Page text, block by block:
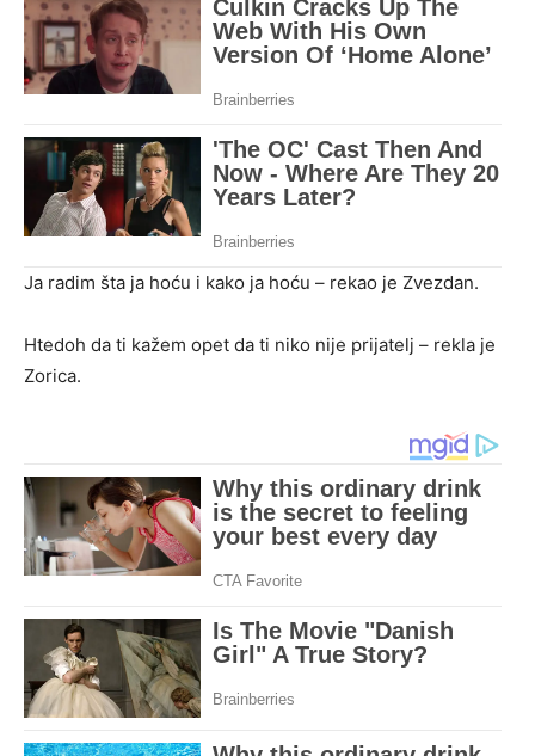
Ja radim šta ja hoću i kako ja hoću – rekao je Zvezdan.
Htedoh da ti kažem opet da ti niko nije prijatelj – rekla je
Zorica.